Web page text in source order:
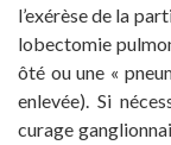
l’exérèse de la
lobectomie
ôté ou une «
enlevée). Si
curage